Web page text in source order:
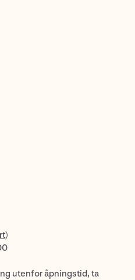
)
utenfor åpningstid, ta